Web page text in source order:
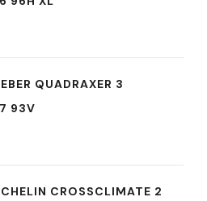
QUADRAXER 3
93V
CROSSCLIMATE 2